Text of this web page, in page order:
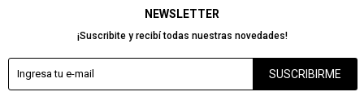
NEWSLETTER
¡Suscribite y recibí todas nuestras novedades!
SUSCRIBIRME